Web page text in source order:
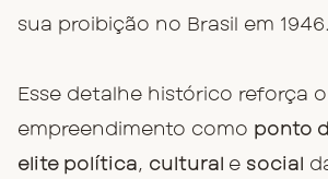
sua proibição no Brasil em 1946.
Esse detalhe histórico reforça
empreendimento como ponto
elite política, cultural e social